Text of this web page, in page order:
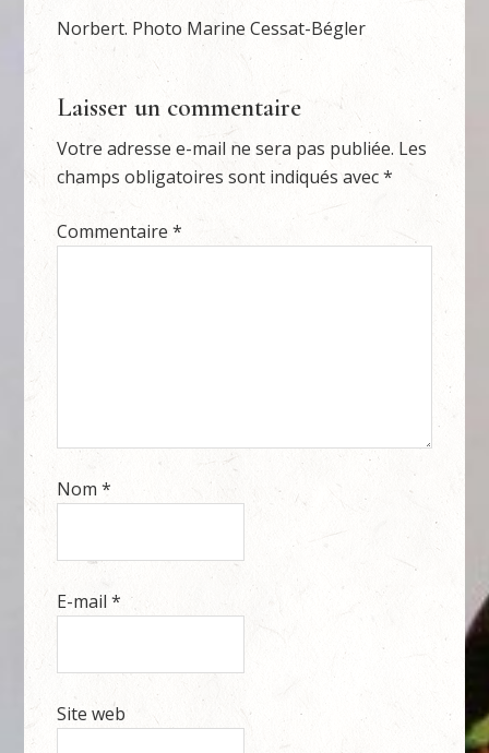
Norbert. Photo Marine Cessat-Bégler
Laisser un commentaire
Votre adresse e-mail ne sera pas publiée. Les
champs obligatoires sont indiqués avec*
Commentaire*
Nom*
E-mail*
Site web